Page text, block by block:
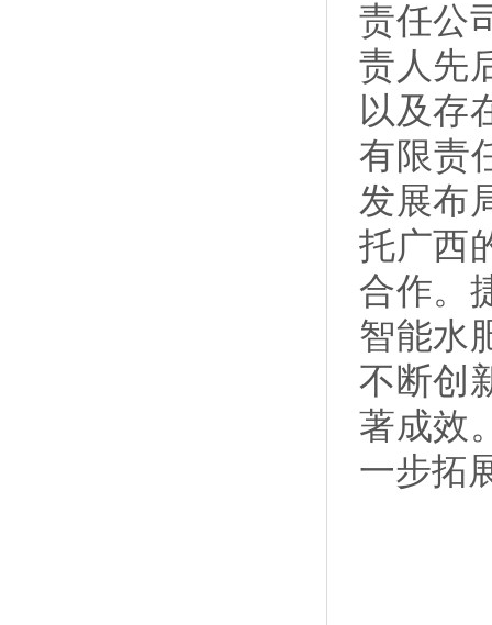
责任公
责人先
以及存
有限责
发展布
托广西
合作。
智能水
不断创
著成效
一步拓